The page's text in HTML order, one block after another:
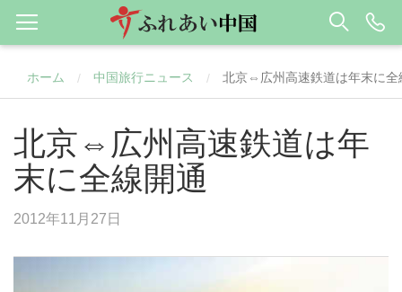
ホーム / 中国旅行ニュース / 北京⇔広州高速鉄道は年末に全
北京⇔広州高速鉄道は年
末に全線開通
2012年11月27日